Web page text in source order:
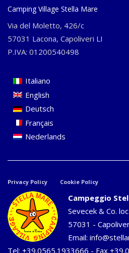
Camping Village Stella Mare
Via del Moletto, 426/c
57031 Lacona, Capoliveri LI
P.IVA: 01200540498
Italiano
English
Deutsch
Français
Nederlands
Privacy Policy Cookie Policy
Campeggio
Sevecek & Co.
57031 -
Email:
Tel: +39.0565.1933666 - Fax